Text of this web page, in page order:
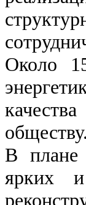
Около
обществу.
В плане
ярких